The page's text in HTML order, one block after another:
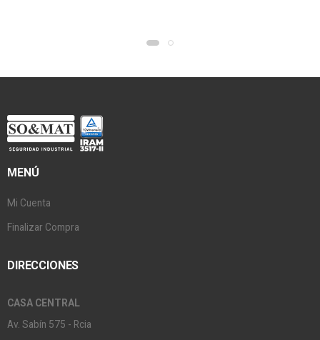
MENÚ
Mi Cuenta
Finalizar Compra
DIRECCIONES
CASA CENTRAL
Av. Sabín 575 - Rcia